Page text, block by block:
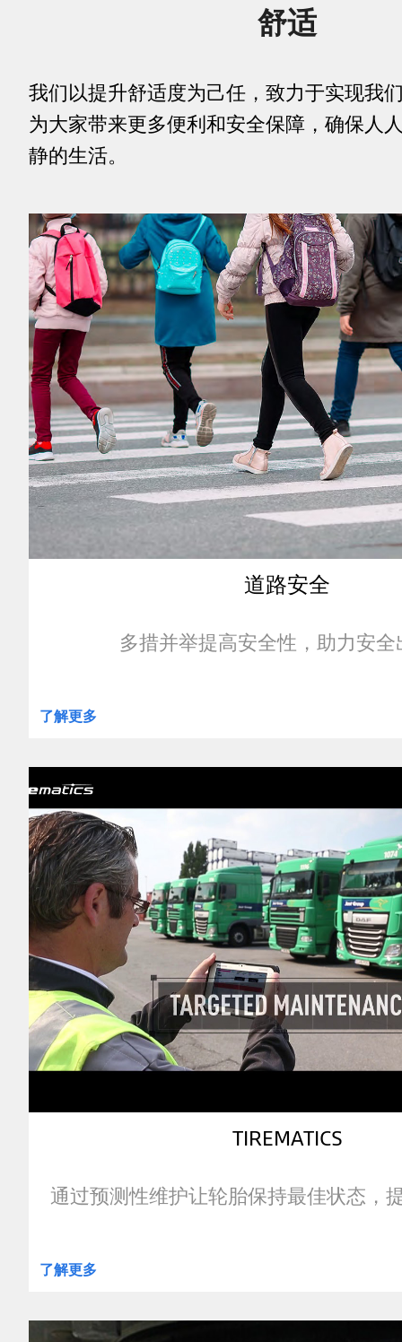
舒适
我们以提升舒适度为己任，致力于实现
为大家带来更多便利和安全保障，确保人
静的生活。
clickable
image
of
Potenza
道路安全
多措并举提高安全性，助力安全
了解更多
image
of
Motorsports
TIREMATICS
通过预测性维护让轮胎保持最佳状态，
了解更多
clickable